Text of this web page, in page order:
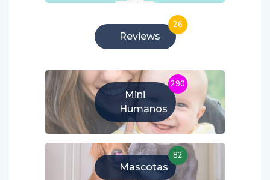
Reviews
26
Mini
Humanos
290
Mascotas
82